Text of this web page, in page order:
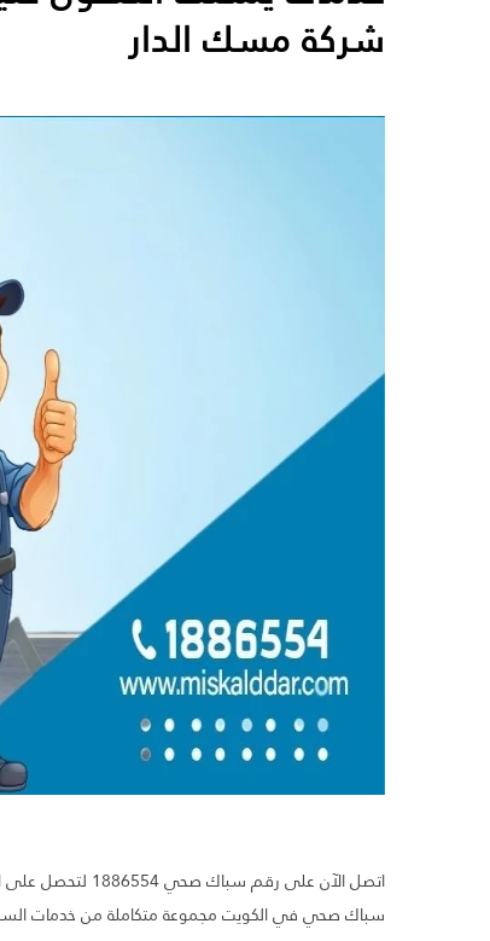
شركة مسك الدار
اتصل الآن على
سباك صحي في الكويت مجموعة متكاملة من خدمات